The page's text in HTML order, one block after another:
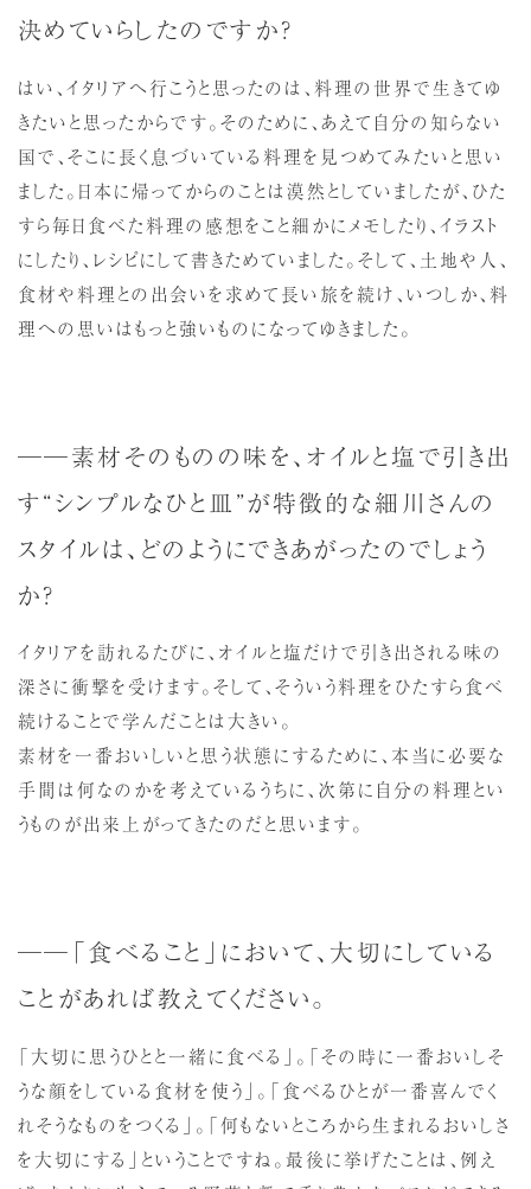
決めていらしたのですか？
はい、イタリアへ行こうと思ったのは、料理の世界で生きてゆ
きたいと思ったからです。そのために、あえて自分の知らない
国で、そこに長く息づいている料理を見つめてみたいと思い
ました。日本に帰ってからのことは漠然としていましたが、ひた
すら毎日食べた料理の感想をこと細かにメモしたり、イラスト
にしたり、レシピにして書きためていました。そして、土地や人、
食材や料理との出会いを求めて長い旅を続け、いつしか、料
理への思いはもっと強いものになってゆきました。
──素材そのものの味を、オイルと塩で引き出
す“シンプルなひと皿”が特徴的な細川さんの
スタイルは、どのようにできあがったのでしょう
か？
イタリアを訪れるたびに、オイルと塩だけで引き出される味の
深さに衝撃を受けます。そして、そういう料理をひたすら食べ
続けることで学んだことは大きい。
素材を一番おいしいと思う状態にするために、本当に必要な
手間は何なのかを考えているうちに、次第に自分の料理とい
うものが出来上がってきたのだと思います。
──「食べること」において、大切にしている
ことがあれば教えてください。
「大切に思うひとと一緒に食べる」。「その時に一番おいしそ
うな顔をしている食材を使う」。「食べるひとが一番喜んでく
れそうなものをつくる」。「何もないところから生まれるおいしさ
を大切にする」ということですね。最後に挙げたことは、例え